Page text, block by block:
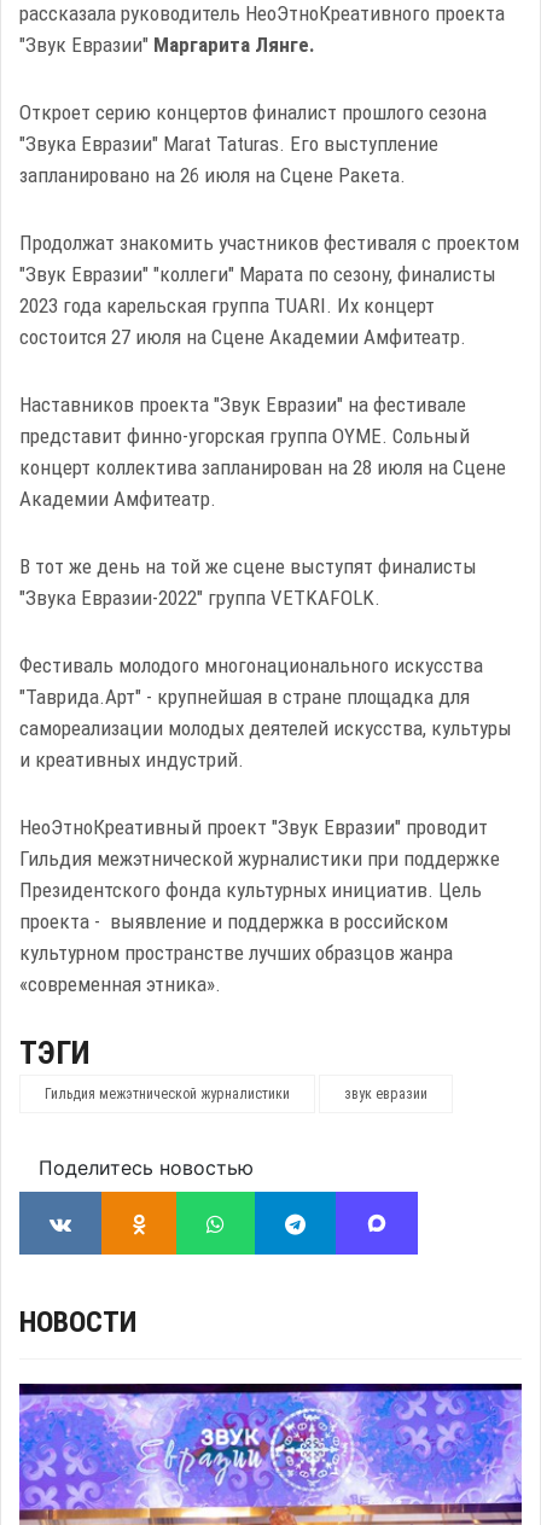
рассказала руководитель НеоЭтноКреативного проекта
"Звук Евразии" Маргарита Лянге.
Откроет серию концертов финалист прошлого сезона
"Звука Евразии" Marat Taturas. Его выступление
запланировано на 26 июля на Сцене Ракета.
Продолжат знакомить участников фестиваля с проектом
"Звук Евразии" "коллеги" Марата по сезону, финалисты
2023 года карельская группа TUARI. Их концерт
состоится 27 июля на Сцене Академии Амфитеатр.
Наставников проекта "Звук Евразии" на фестивале
представит финно-угорская группа OYME. Сольный
концерт коллектива запланирован на 28 июля на Сцене
Академии Амфитеатр.
В тот же день на той же сцене выступят финалисты
"Звука Евразии-2022" группа VETKAFOLK.
Фестиваль молодого многонационального искусства
"Таврида.Арт" - крупнейшая в стране площадка для
самореализации молодых деятелей искусства, культуры
и креативных индустрий.
НеоЭтноКреативный проект "Звук Евразии" проводит
Гильдия межэтнической журналистики при поддержке
Президентского фонда культурных инициатив. Цель
проекта - выявление и поддержка в российском
культурном пространстве лучших образцов жанра
«современная этника».
ТЭГИ
Гильдия межэтнической журналистики звук евразии
Поделитесь новостью
НОВОСТИ